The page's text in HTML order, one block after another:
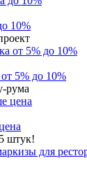
10%
5% до 10%
рума
штук!